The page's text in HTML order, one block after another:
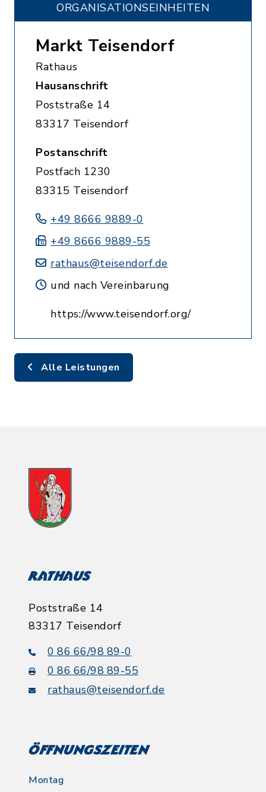
ORGANISATIONS­EINHEITEN
Markt Teisendorf
Rathaus
Hausanschrift
Poststraße 14
83317 Teisendorf
Postanschrift
Postfach 1230
83315 Teisendorf
+49 8666 9889-0
+49 8666 9889-55
rathaus@teisendorf.de
und nach Vereinbarung
https://www.teisendorf.org/
Alle Leistungen
Rathaus
Poststraße 14
83317 Teisendorf
0 86 66/98 89-0
0 86 66/98 89-55
rathaus@teisendorf.de
Öffnungszeiten
Montag